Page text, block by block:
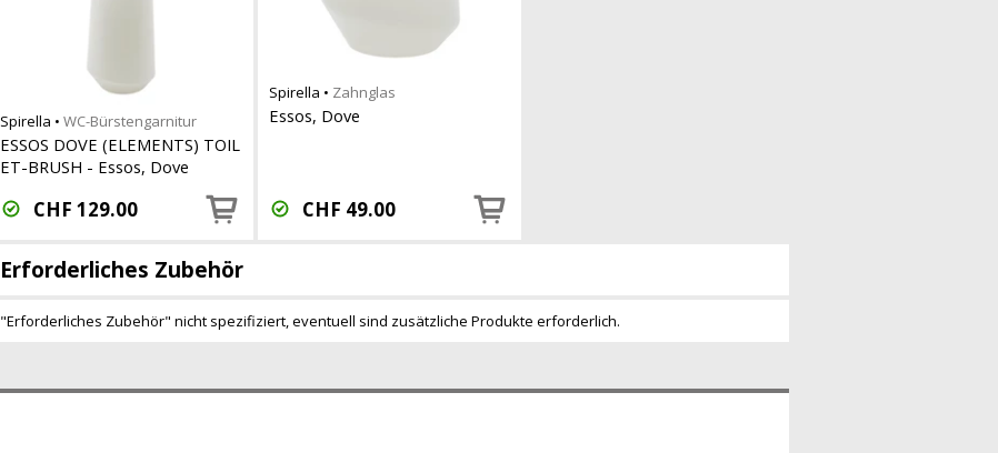
Spirella • WC-Bürstengarnitur
ESSOS DOVE (ELEMENTS) TOIL
ET-BRUSH - Essos, Dove
CHF 129.00
Spirella • Zahnglas
Essos, Dove
CHF 49.00
Erforderliches Zubehör
"Erforderliches Zubehör" nicht spezifiziert, eventuell sind zusätzliche Produkte erforderlich.